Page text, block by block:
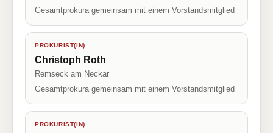
Gesamtprokura gemeinsam mit einem Vorstandsmitglied
PROKURIST(IN)
Christoph Roth
Remseck am Neckar
Gesamtprokura gemeinsam mit einem Vorstandsmitglied
PROKURIST(IN)